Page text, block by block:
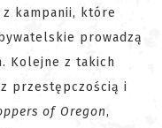
kampanii, które
prowadzą
Kolejne z takich
przestępczością i
of Oregon,